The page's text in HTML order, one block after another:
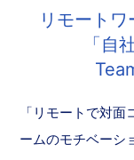
リモート
「自
「リモートで対
ームのモチベーシ